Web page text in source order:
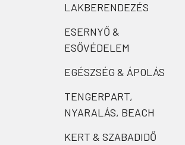
LAKBERENDEZÉS
ESERNYŐ &
ESŐVÉDELEM
EGÉSZSÉG & ÁPOLÁS
TENGERPART,
NYARALÁS, BEACH
KERT & SZABADIDŐ